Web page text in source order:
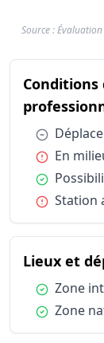
Source :
Conditions de
Conditions de
Conditions de
Conditions de
Lieux et
Lieux et
Types de
Statut d'emploi
Condition :
Condition :
En
Condition :
Condition :
Station
Lieux et
Condition :
Zone
Condition :
Zone